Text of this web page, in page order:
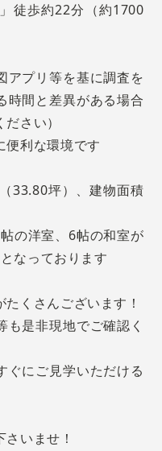
徒歩約22分（約1700
アプリ等を基に調査を
時間と差異がある場合
さい）
便利な環境です
33.80坪）、建物面積
の洋室、6帖の和室が
なっております
くさんございます！
是非現地でご確認く
ぐにご見学いただける
いませ！